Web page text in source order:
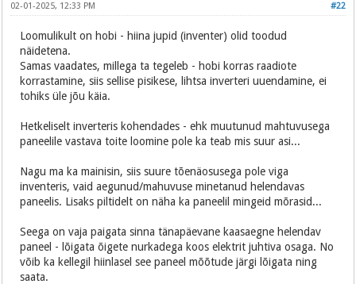
#22
02-01-2025, 12:33 PM
Loomulikult on hobi - hiina jupid (inventer) olid toodud
näidetena.
Samas vaadates, millega ta tegeleb - hobi korras raadiote
korrastamine, siis sellise pisikese, lihtsa inverteri uuendamine, ei
tohiks üle jõu käia.
Hetkeliselt inverteris kohendades - ehk muutunud mahtuvusega
paneelile vastava toite loomine pole ka teab mis suur asi...
Nagu ma ka mainisin, siis suure tõenäosusega pole viga
inventeris, vaid aegunud/mahuvuse minetanud helendavas
paneelis. Lisaks piltidelt on näha ka paneelil mingeid mõrasid...
Seega on vaja paigata sinna tänapäevane kaasaegne helendav
paneel - lõigata õigete nurkadega koos elektrit juhtiva osaga. No
võib ka kellegil hiinlasel see paneel mõõtude järgi lõigata ning
saata.